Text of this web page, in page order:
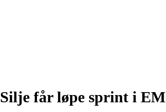
Silje får løpe sprint i EM